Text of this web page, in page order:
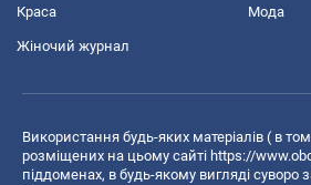
Краса Мода
Жіночий журнал
Використання будь-яких матеріалів ( в
розміщених на цьому сайті https://
піддоменах, в будь-якому вигляді суворо